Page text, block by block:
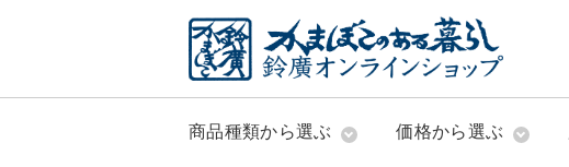
商品種類から選ぶ 価格から選ぶ